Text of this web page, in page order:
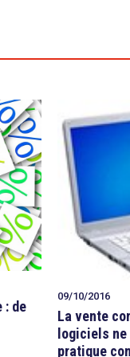
: de
09/10/2016
La vente
logiciels
pratique